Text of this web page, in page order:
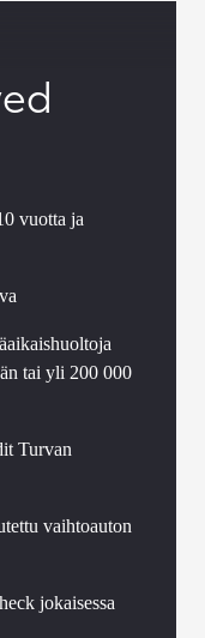
vuotta ja
tai yli 200 000
Turvan
vaihtoauton
jokaisessa